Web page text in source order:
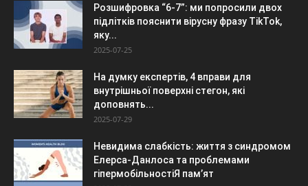
Розшифровка “6-7”: ми попросили двох
підлітків пояснити вірусну фразу TikTok,
яку...
2025-07-25
На думку експертів, 4 вправи для
внутрішньої поверхні стегон, які
доповнять...
2025-07-29
Невидима слабкість: життя з синдромом
Елерса-Данлоса та проблемами
гіпермобільностіЯ пам’ят